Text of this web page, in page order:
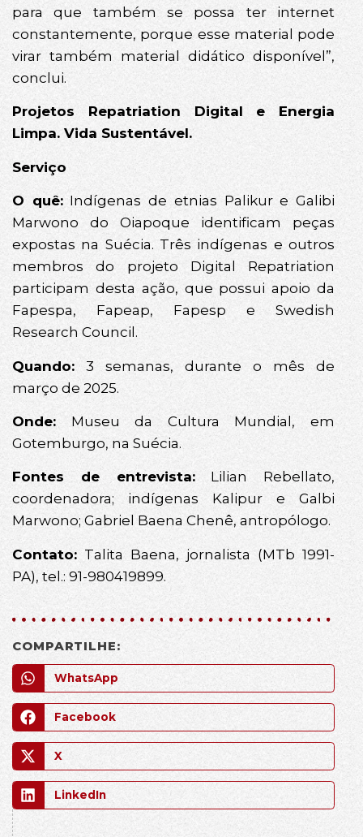
para que também se possa ter internet
constantemente, porque esse material pode
virar também material didático disponível”,
conclui.
Projetos Repatriation Digital e Energia
Limpa. Vida Sustentável.
Serviço
O quê:Indígenas de etnias Palikur e Galibi
Marwono do Oiapoque identificam peças
expostas na Suécia. Três indígenas e outros
membros do projeto Digital Repatriation
participam desta ação, que possui apoio da
Fapespa, Fapeap, Fapesp e Swedish
Research Council.
Quando: 3 semanas, durante o mês de
março de 2025.
Onde: Museu da Cultura Mundial, em
Gotemburgo, na Suécia.
Fontes de entrevista:Lilian Rebellato,
coordenadora; indígenas Kalipur e Galbi
Marwono; Gabriel Baena Chenê, antropólogo.
Contato: Talita Baena, jornalista (MTb 1991-
PA), tel.: 91-980419899.
COMPARTILHE:
WhatsApp
Facebook
X
LinkedIn